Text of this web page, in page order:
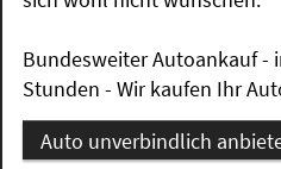
Bundesweiter Autoankauf -
Stunden - Wir kaufen Ihr
Auto unverbindlich